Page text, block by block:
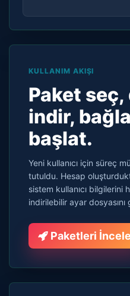
KULLANIM AKIŞI
Paket seç,
indir,
başlat.
Yeni kullanıcı için süreç
tutuldu. Hesap
sistem kullanıcı bilgilerini
indirilebilir ayar dosyasını
Paketleri İncele